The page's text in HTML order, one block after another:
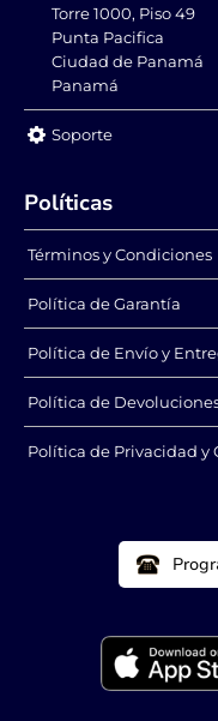
de Baja Tensión
Alimentado por un
sistema seguro de
voltios para
garantizar la máxima
seguridad y
fiabilidad.
Torre 1000, Piso 49
Punta Pacifica
Ciudad de Panamá
Panamá
Soporte
Políticas
Términos y Condiciones
Política de Garantía
Política de Envío y
Política de
Política de Privacidad y